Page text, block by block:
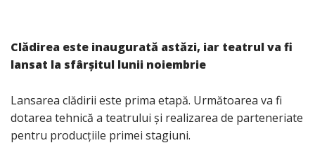
Clădirea este inaugurată astăzi, iar teatrul va fi
lansat la sfârșitul lunii noiembrie
Lansarea clădirii este prima etapă. Următoarea va fi
dotarea tehnică a teatrului și realizarea de parteneriate
pentru producțiile primei stagiuni.